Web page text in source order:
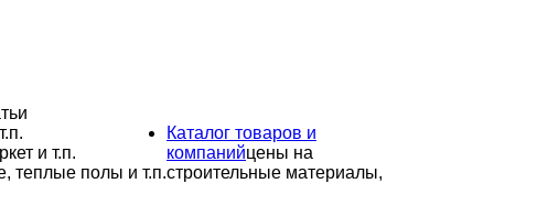
и т.п.
теплые полы и т.п.
Каталог товаров и
компанийцены на
строительные материалы,